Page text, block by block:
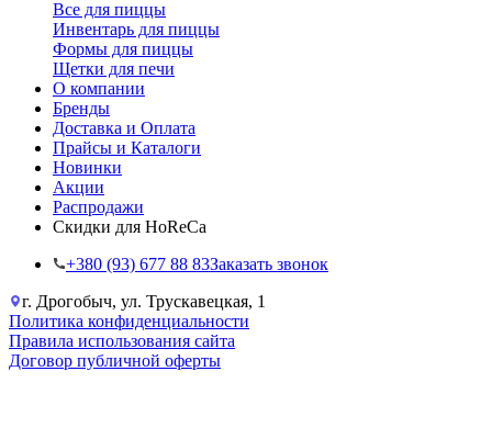
Все для пиццы
Инвентарь для пиццы
Формы для пиццы
Щетки для печи
О компании
Бренды
Доставка и Оплата
Прайсы и Каталоги
Новинки
Акции
Распродажи
Скидки для HoReCa
+38‎0 (93) 677 88 83Заказать звонок
г. Дрогобыч, ул. Трускавецкая, 1
Политика конфиденциальности
Правила использования сайта
Договор публичной оферты